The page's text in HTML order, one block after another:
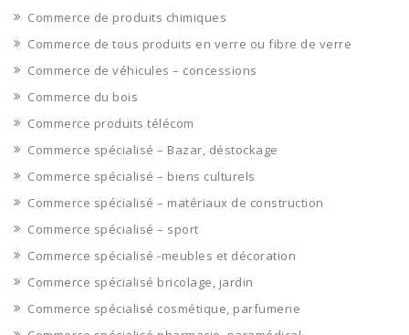
Commerce de produits chimiques
Commerce de tous produits en verre ou fibre de verre
Commerce de véhicules – concessions
Commerce du bois
Commerce produits télécom
Commerce spécialisé – Bazar, déstockage
Commerce spécialisé – biens culturels
Commerce spécialisé – matériaux de construction
Commerce spécialisé – sport
Commerce spécialisé -meubles et décoration
Commerce spécialisé bricolage, jardin
Commerce spécialisé cosmétique, parfumerie